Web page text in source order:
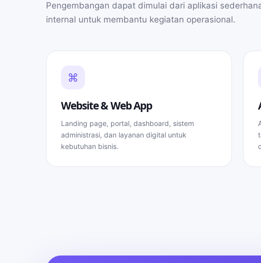
Pengembangan dapat dimulai dari aplikasi
internal untuk membantu kegiatan operasional.
⌘
Website & Web App
Landing page, portal, dashboard, sistem
administrasi, dan layanan digital untuk
kebutuhan bisnis.